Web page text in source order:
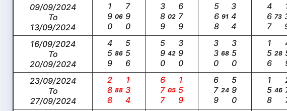
09/09/2024
To
13/09/2024
190 06 790 389 02 679 568 91344 467 73
16/09/2024
To
20/09/2024
459 86 556 590 42 390 330 68350 156 28
23/09/2024
To
27/09/2024
288 88 134 677 05 159 679 24590 158 46